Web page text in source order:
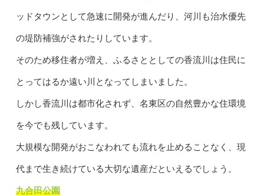
ッドタウンとして急速に開発が進んだり、河川も治水優先
の堤防補強がされたりしています。
そのため移住者が増え、ふるさととしての香流川は住民に
とってはるか遠い川となってしまいました。
しかし香流川は都市化されず、名東区の自然豊かな住環境
を今でも残しています。
大規模な開発がおこなわれても流れを止めることなく、現
代まで生き続けている大切な遺産だといえるでしょう。
九合田公園